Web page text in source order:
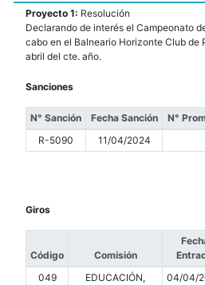
Proyecto 1: Resolución
Declarando de interés el Campeonato
cabo en el Balneario Horizonte Club de
abril del cte. año.
Sanciones
N° Sanción Fecha Sanción N°
R-5090
11/04/2024
Giros
Código Comisión
049
EDUCACIÓN,
04/04/